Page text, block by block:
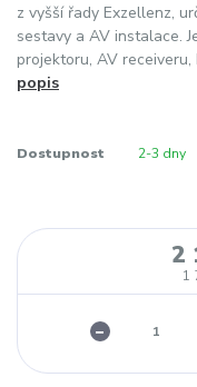
z vyšší řady Exzellenz,
sestavy a AV instalace.
projektoru, AV
popis
Dostupnost 2-3 dny
2
1